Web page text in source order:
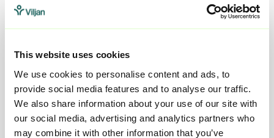
This website uses cookies
We use cookies to personalise content and ads, to
provide social media features and to analyse our traffic.
We also share information about your use of our site with
our social media, advertising and analytics partners who
may combine it with other information that you’ve